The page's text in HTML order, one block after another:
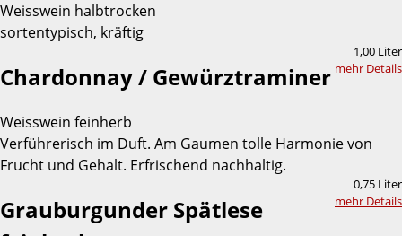
Weisswein halbtrocken
sortentypisch, kräftig
1,00 Liter
mehr Details
Chardonnay / Gewürztraminer
Weisswein feinherb
Verführerisch im Duft. Am Gaumen tolle Harmonie von
Frucht und Gehalt. Erfrischend nachhaltig.
0,75 Liter
mehr Details
Grauburgunder Spätlese